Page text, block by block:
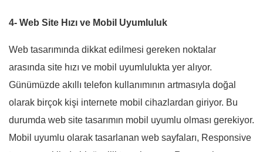
4- Web Site Hızı ve Mobil Uyumluluk
Web tasarımında dikkat edilmesi gereken noktalar
arasında site hızı ve mobil uyumlulukta yer alıyor.
Günümüzde akıllı telefon kullanımının artmasıyla doğal
olarak birçok kişi internete mobil cihazlardan giriyor. Bu
durumda web site tasarımın mobil uyumlu olması gerekiyor.
Mobil uyumlu olarak tasarlanan web sayfaları, Responsive